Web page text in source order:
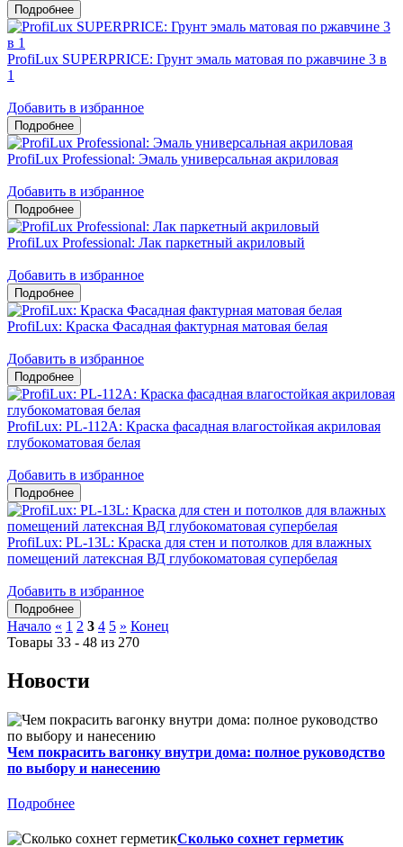
ProfiLux SUPERPRICE: Грунт эмаль матовая по ржавчине 3 в
1
Добавить в избранное
ProfiLux Professional: Эмаль универсальная акриловая
Добавить в избранное
ProfiLux Professional: Лак паркетный акриловый
Добавить в избранное
ProfiLux: Краска Фасадная фактурная матовая белая
Добавить в избранное
ProfiLux: PL-112А: Краска фасадная влагостойкая акриловая
глубокоматовая белая
Добавить в избранное
ProfiLux: PL-13L: Краска для стен и потолков для влажных
помещений латексная ВД глубокоматовая супербелая
Добавить в избранное
Начало « 1 2 3 4 5 » Конец
Товары 33 - 48 из 270
Новости
Чем покрасить вагонку внутри дома: полное руководство
по выбору и нанесению
Подробнее
Сколько сохнет герметик